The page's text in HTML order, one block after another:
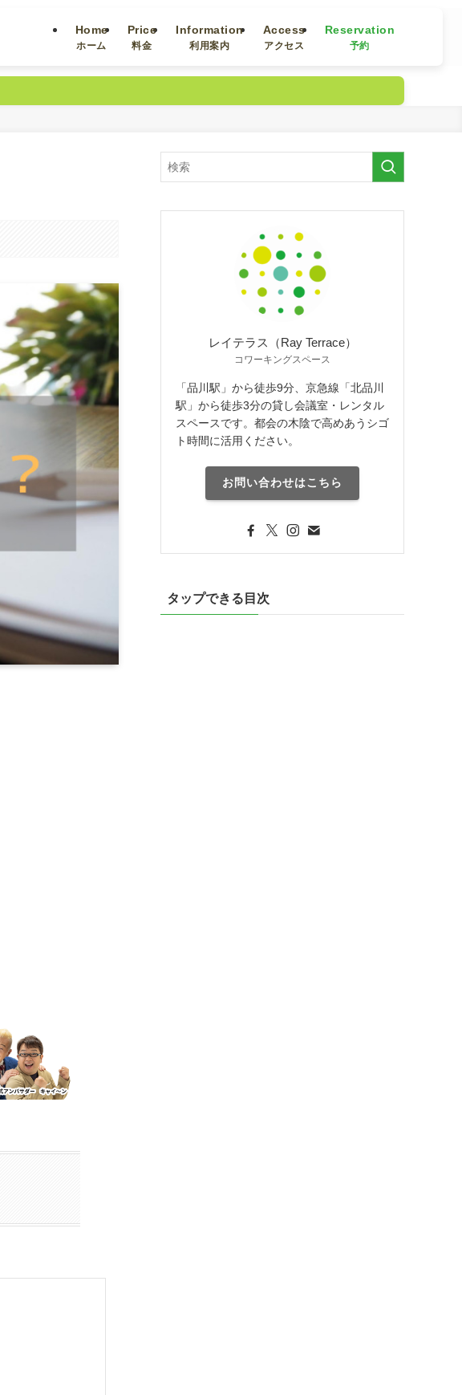
Home
ホーム
Price
料金
Information
利用案内
Access
アクセス
Reservation
予約
レイテラス（Ray Terrace）
コワーキングスペース
「品川駅」から徒歩9分、京急線「北品川
駅」から徒歩3分の貸し会議室・レンタル
スペースです。都会の木陰で高めあうシゴ
ト時間に活用ください。
お問い合わせはこちら
タップできる目次